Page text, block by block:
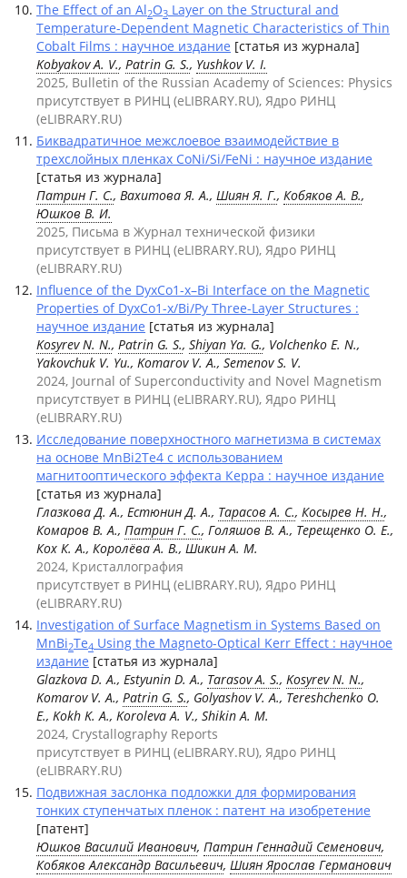
The Effect of an Al2O3 Layer on the Structural and
Temperature-Dependent Magnetic Characteristics of Thin
Cobalt Films : научное издание [статья из журнала]
Kobyakov A. V., Patrin G. S., Yushkov V. I.
2025, Bulletin of the Russian Academy of Sciences: Physics
присутствует в РИНЦ (eLIBRARY.RU), Ядро РИНЦ
(eLIBRARY.RU)
Биквадратичное межслоевое взаимодействие в
трехслойных пленках CoNi/Si/FeNi : научное издание
[статья из журнала]
Патрин Г. С., Вахитова Я. А., Шиян Я. Г., Кобяков А. В.,
Юшков В. И.
2025, Письма в Журнал технической физики
присутствует в РИНЦ (eLIBRARY.RU), Ядро РИНЦ
(eLIBRARY.RU)
Influence of the DyxCo1-x–Bi Interface on the Magnetic
Properties of DyxCo1-x/Bi/Py Three-Layer Structures :
научное издание [статья из журнала]
Kosyrev N. N., Patrin G. S., Shiyan Ya. G., Volchenko E. N.,
Yakovchuk V. Yu., Komarov V. A., Semenov S. V.
2024, Journal of Superconductivity and Novel Magnetism
присутствует в РИНЦ (eLIBRARY.RU), Ядро РИНЦ
(eLIBRARY.RU)
Исследование поверхностного магнетизма в системах
на основе MnBi2Te4 с использованием
магнитооптического эффекта Керра : научное издание
[статья из журнала]
Глазкова Д. А., Естюнин Д. А., Тарасов А. С., Косырев Н. Н.,
Комаров В. А., Патрин Г. С., Голяшов В. А., Терещенко О. Е.,
Кох К. А., Королёва А. В., Шикин А. М.
2024, Кристаллография
присутствует в РИНЦ (eLIBRARY.RU), Ядро РИНЦ
(eLIBRARY.RU)
Investigation of Surface Magnetism in Systems Based on
MnBi2Te4 Using the Magneto-Optical Kerr Effect : научное
издание [статья из журнала]
Glazkova D. A., Estyunin D. A., Tarasov A. S., Kosyrev N. N.,
Komarov V. A., Patrin G. S., Golyashov V. A., Tereshchenko O.
E., Kokh K. A., Koroleva A. V., Shikin A. M.
2024, Crystallography Reports
присутствует в РИНЦ (eLIBRARY.RU), Ядро РИНЦ
(eLIBRARY.RU)
Подвижная заслонка подложки для формирования
тонких ступенчатых пленок : патент на изобретение
[патент]
Юшков Василий Иванович, Патрин Геннадий Семенович,
Кобяков Александр Васильевич, Шиян Ярослав Германович